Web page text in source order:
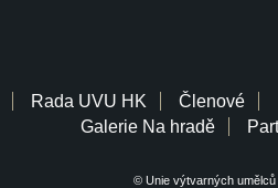
Rada UVU HK Členové
Galerie Na hradě
© Unie výtvarných